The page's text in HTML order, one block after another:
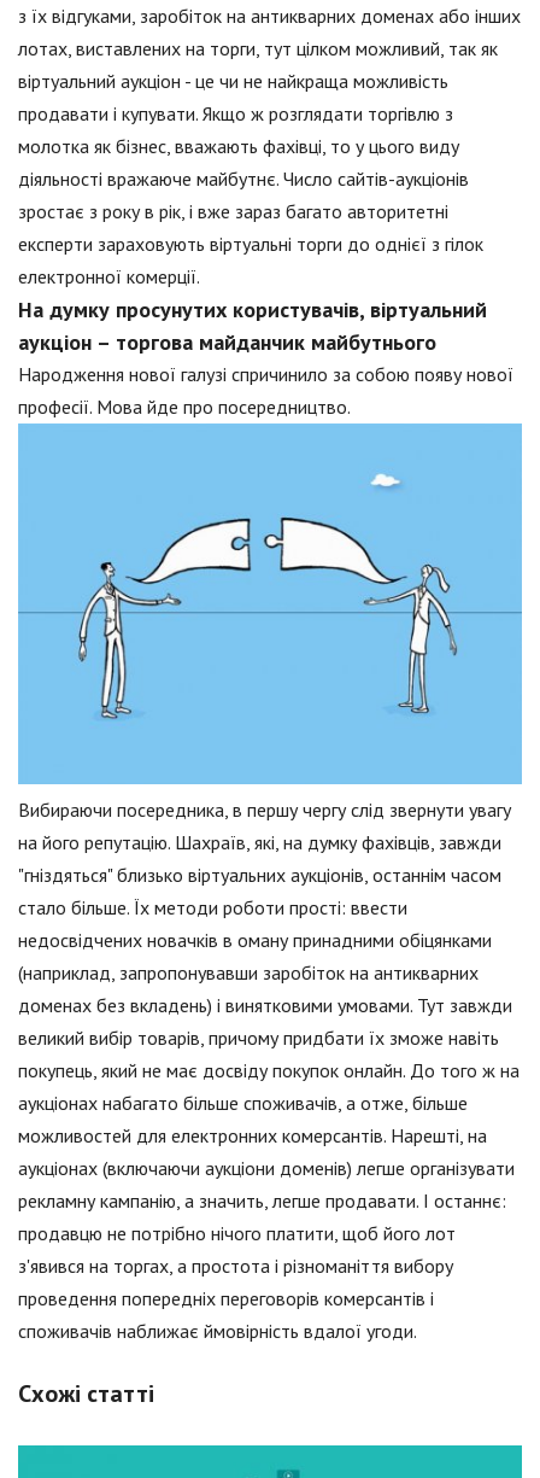
з їх відгуками, заробіток на антикварних доменах або інших
лотах, виставлених на торги, тут цілком можливий, так як
віртуальний аукціон - це чи не найкраща можливість
продавати і купувати. Якщо ж розглядати торгівлю з
молотка як бізнес, вважають фахівці, то у цього виду
діяльності вражаюче майбутнє. Число сайтів-аукціонів
зростає з року в рік, і вже зараз багато авторитетні
експерти зараховують віртуальні торги до однієї з гілок
електронної комерції.
На думку просунутих користувачів, віртуальний
аукціон – торгова майданчик майбутнього
Народження нової галузі спричинило за собою появу нової
професії. Мова йде про посередництво.
Вибираючи посередника, в першу чергу слід звернути увагу
на його репутацію. Шахраїв, які, на думку фахівців, завжди
"гніздяться" близько віртуальних аукціонів, останнім часом
стало більше. Їх методи роботи прості: ввести
недосвідчених новачків в оману принадними обіцянками
(наприклад, запропонувавши заробіток на антикварних
доменах без вкладень) і винятковими умовами. Тут завжди
великий вибір товарів, причому придбати їх зможе навіть
покупець, який не має досвіду покупок онлайн. До того ж на
аукціонах набагато більше споживачів, а отже, більше
можливостей для електронних комерсантів. Нарешті, на
аукціонах (включаючи аукціони доменів) легше організувати
рекламну кампанію, а значить, легше продавати. І останнє:
продавцю не потрібно нічого платити, щоб його лот
з'явився на торгах, а простота і різноманіття вибору
проведення попередніх переговорів комерсантів і
споживачів наближає ймовірність вдалої угоди.
Схожі статті